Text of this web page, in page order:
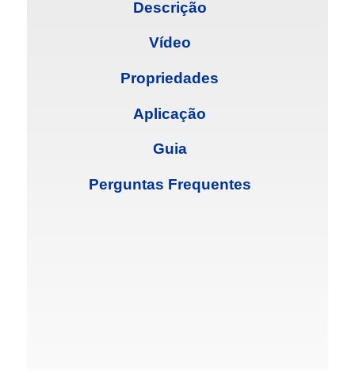
Descrição
Vídeo
Propriedades
Aplicação
Guia
Perguntas Frequentes